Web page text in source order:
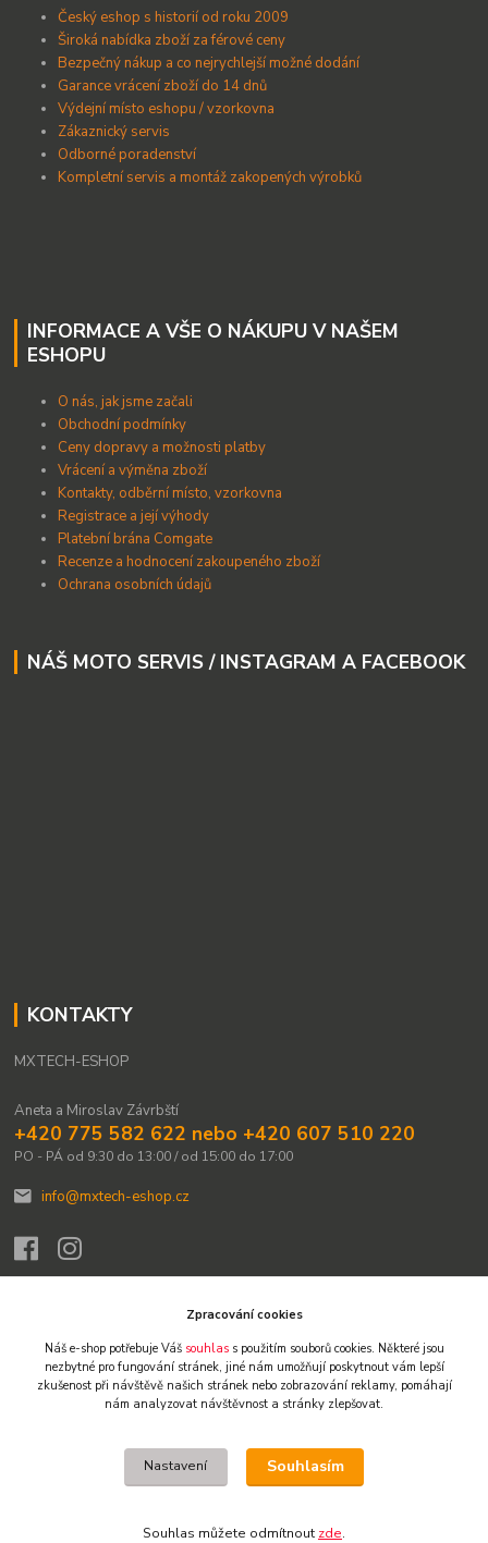
Český eshop s historií od roku 2009
Široká nabídka zboží za férové ceny
Bezpečný nákup a co nejrychlejší možné dodání
Garance vrácení zboží do 14 dnů
Výdejní místo eshopu / vzorkovna
Zákaznický servis
Odborné poradenství
Kompletní servis a montáž zakopených výrobků
INFORMACE A VŠE O NÁKUPU V NAŠEM
ESHOPU
O nás, jak jsme začali
Obchodní podmínky
Ceny dopravy a možnosti platby
Vrácení a výměna zboží
Kontakty, odběrní místo, vzorkovna
Registrace a její výhody
Platební brána Comgate
Recenze a hodnocení zakoupeného zboží
Ochrana osobních údajů
NÁŠ MOTO SERVIS / INSTAGRAM A FACEBOOK
KONTAKTY
MXTECH-ESHOP
Aneta a Miroslav Závrbští
+420 775 582 622 nebo +420 607 510 220
PO - PÁ od 9:30 do 13:00 / od 15:00 do 17:00
info@mxtech-eshop.cz
Upravit sběr cookies.
© 2009-2026 Všechna práva vyhrazena. Obsah těchto webových stránek je
přebírat, kopírovat, reprodukovat ani dále šířit jinými kanály. Výjimkou je tisk
pro osobní potřebu a stručné citace či náhledy na sociálních sítích s
souhlas. Vlastníkem a provozovatelem webu je Miroslav Závrbský.
Zpracování cookies
Náš e-shop potřebuje Váš souhlass použitím souborů cookies. Některé jsou
nezbytné pro fungování stránek, jiné nám umožňují poskytnout vám lepší
zkušenost při návštěvě našich stránek nebo zobrazování reklamy, pomáhají
nám analyzovat návštěvnost a stránky zlepšovat.
Nastavení Souhlasím
Souhlas můžete odmítnout zde.